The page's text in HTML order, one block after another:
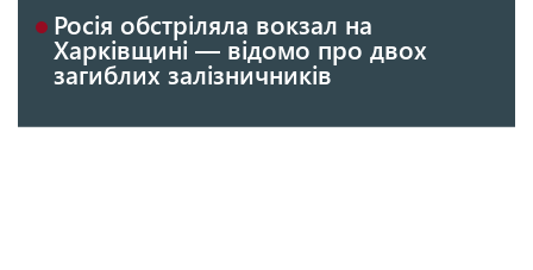
Росія обстріляла вокзал на
Харківщині — відомо про двох
загиблих залізничників